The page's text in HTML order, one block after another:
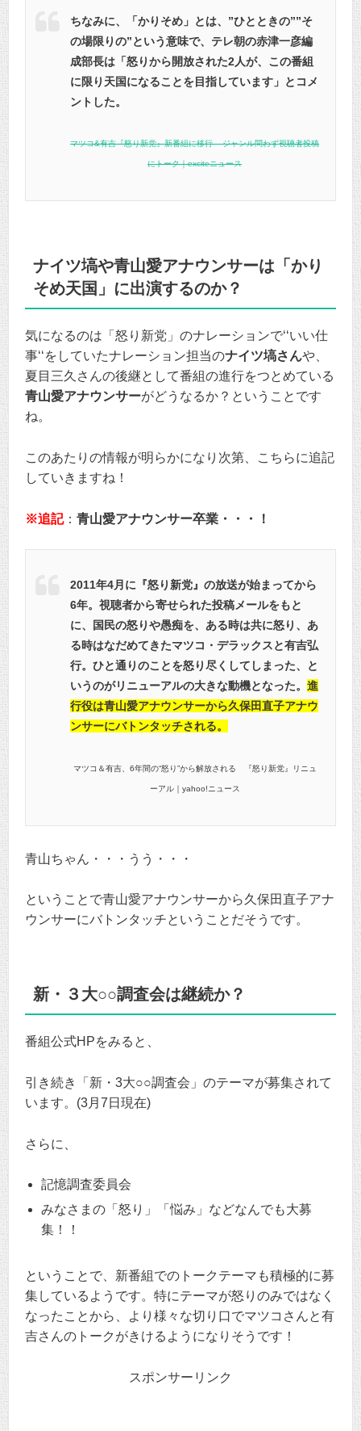
ちなみに、「かりそめ」とは、”ひとときの””そ
の場限りの”という意味で、テレ朝の赤津一彦編
成部長は「怒りから開放された2人が、この番組
に限り天国になることを目指しています」とコメ
ントした。
マツコ&有吉『怒り新党』新番組に移行 – ジャンル問わず視聴者投稿
にトーク｜exciteニュース
ナイツ塙や青山愛アナウンサーは「かり
そめ天国」に出演するのか？
気になるのは「怒り新党」のナレーションで‘‘いい仕
事‘‘をしていたナレーション担当のナイツ塙さんや、
夏目三久さんの後継として番組の進行をつとめている
青山愛アナウンサーがどうなるか？ということです
ね。
このあたりの情報が明らかになり次第、こちらに追記
していきますね！
※追記： 青山愛アナウンサー卒業・・・！
2011年4月に『怒り新党』の放送が始まってから
6年。視聴者から寄せられた投稿メールをもと
に、国民の怒りや愚痴を、ある時は共に怒り、あ
る時はなだめてきたマツコ・デラックスと有吉弘
行。ひと通りのことを怒り尽くしてしまった、と
いうのがリニューアルの大きな動機となった。 進
行役は青山愛アナウンサーから久保田直子アナウ
ンサーにバトンタッチされる。
マツコ＆有吉、6年間の“怒り”から解放される 『怒り新党』リニュ
ーアル｜yahoo!ニュース
青山ちゃん・・・うう・・・
ということで青山愛アナウンサーから久保田直子アナ
ウンサーにバトンタッチということだそうです。
新・３大○○調査会は継続か？
番組公式HPをみると、
引き続き「新・3大○○調査会」のテーマが募集されて
います。(3月7日現在)
さらに、
記憶調査委員会
みなさまの「怒り」「悩み」などなんでも大募
集！！
ということで、新番組でのトークテーマも積極的に募
集しているようです。特にテーマが怒りのみではなく
なったことから、より様々な切り口でマツコさんと有
吉さんのトークがきけるようになりそうです！
スポンサーリンク